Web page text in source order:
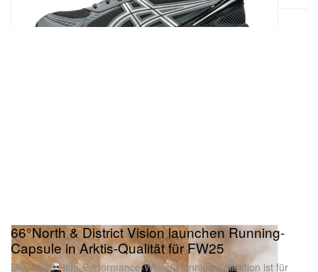
66°North & District Vision launchen Running-
Capsule in Arktis-Qualität für FW25
Die FW25 High-Performance-Winter-Running-Kollektion ist für